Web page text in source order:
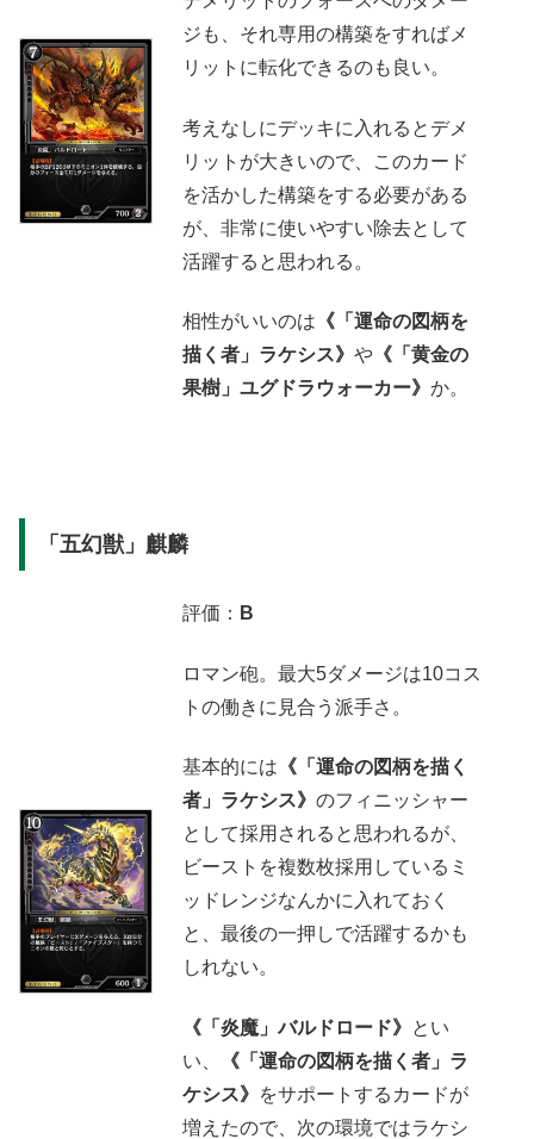
ジも、それ専用の構築をすればメ
リットに転化できるのも良い。
考えなしにデッキに入れるとデメ
リットが大きいので、このカード
を活かした構築をする必要がある
が、非常に使いやすい除去として
活躍すると思われる。
相性がいいのは 《「運命の図柄を
描く者」ラケシス》 や《「黄金の
果樹」ユグドラウォーカー》 か。
「五幻獣」麒麟
評価： B
ロマン砲。最大5ダメージは10コス
トの働きに見合う派手さ。
基本的には 《「運命の図柄を描く
者」ラケシス》 のフィニッシャー
として採用されると思われるが、
ビーストを複数枚採用しているミ
ッドレンジなんかに入れておく
と、最後の一押しで活躍するかも
しれない。
《「炎魔」バルドロード》 とい
い、
《「運命の図柄を描く者」ラ
ケシス》 をサポートするカードが
増えたので、次の環境ではラケシ